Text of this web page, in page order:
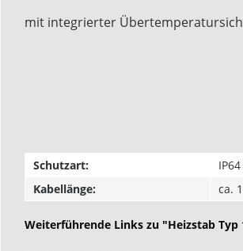
mit integrierter
Schutzart:
IP64
Kabellänge:
ca.
Weiterführende Links zu "Heizstab Typ